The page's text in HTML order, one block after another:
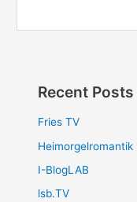
Recent Posts
Fries TV
Heimorgelromantik
I-BlogLAB
lsb.TV